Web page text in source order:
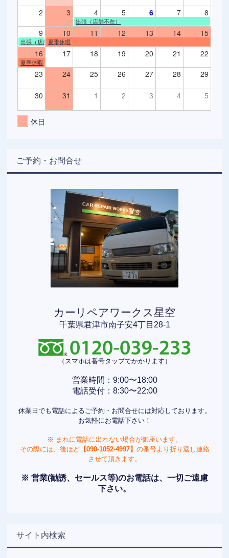
2 3 4 5 6 7 8
出張（店舗不在）
9 10 11 12 13 14 15
出張（店舗不在）
夏季休暇
16 17 18 19 20 21 22
夏季休暇
23 24 25 26 27 28 29
30 31 1 2 3 4 5
休日
ご予約・お問合せ
カーリペアワークス星空
千葉県君津市南子安4丁目28-1
（スマホは番号タップでかかります）
営業時間：9:00〜18:00
電話受付：8:30〜22:00
休業日でも電話によるご予約・お問合せには対応しております。
お気軽にお電話下さい！
※ まれに電話に出れない場合が御座います。
その際には、後ほど【090-1052-4997】 の番号より折り返し連絡
させて頂きます。
※ 営業(勧誘、セールス等)のお電話は、一切ご遠慮
下さい。
サイト内検索